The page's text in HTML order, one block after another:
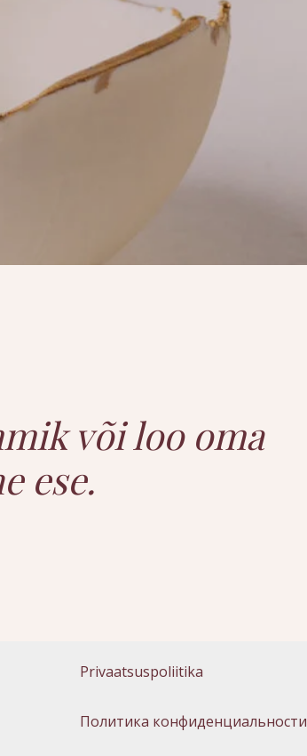
või loo oma
ese.
Privaatsuspoliitika
Политика конфиденциальности